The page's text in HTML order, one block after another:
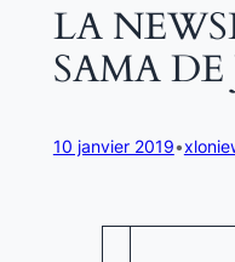
LA
SAMA DE
10 janvier 2019•